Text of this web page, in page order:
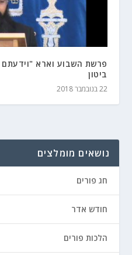
פרשת השבוע וארא
ביטון
22 בנובמבר 2018
נושאים מומלצים
חג פורים
חודש אדר
הלכות פורים